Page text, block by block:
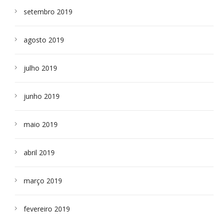
setembro 2019
agosto 2019
julho 2019
junho 2019
maio 2019
abril 2019
março 2019
fevereiro 2019